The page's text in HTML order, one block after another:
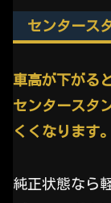
センタース
車高が下がる
センタースタ
くくなります。
純正状態なら